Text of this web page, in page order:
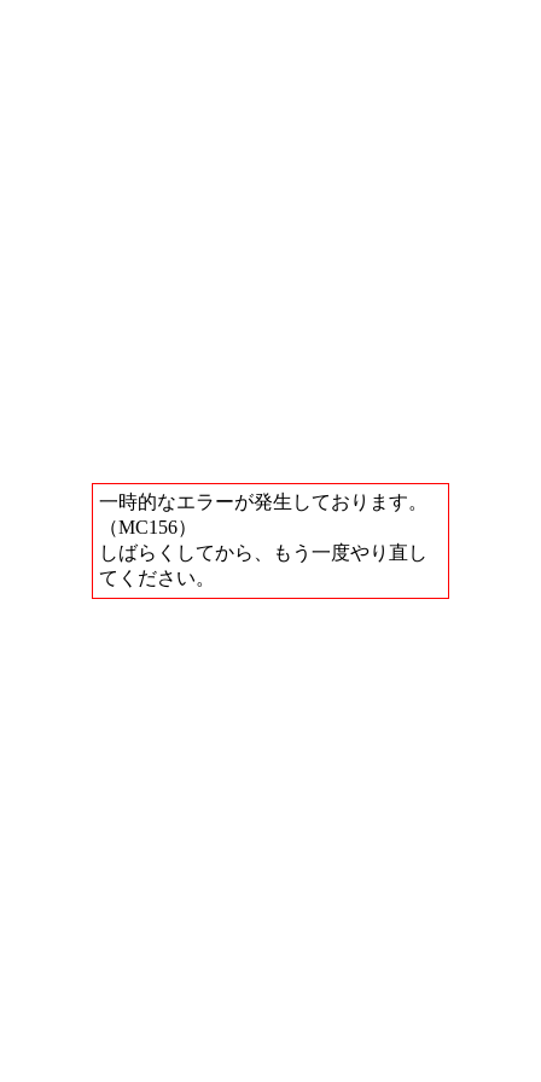
一時的なエラーが発生しております。
（MC156）
しばらくしてから、もう一度やり直し
てください。